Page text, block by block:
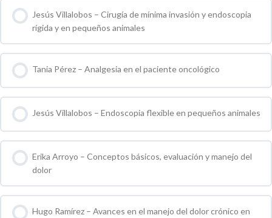
Jesús Villalobos – Cirugía de mínima invasión y endoscopia
rígida y en pequeños animales
0 % COMPLETO 0 / 0 pasos
Tania Pérez – Analgesia en el paciente oncológico
0 % COMPLETO 0 / 0 pasos
Jesús Villalobos – Endoscopia flexible en pequeños animales
0 % COMPLETO 0 / 0 pasos
Erika Arroyo – Conceptos básicos, evaluación y manejo del
dolor
0 % COMPLETO 0 / 0 pasos
Hugo Ramírez – Avances en el manejo del dolor crónico en